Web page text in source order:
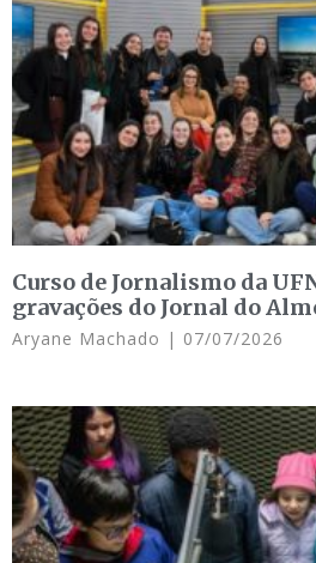
Curso de Jornalismo da
gravações do Jornal do
Aryane Machado 07/07/2026